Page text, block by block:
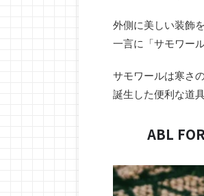
外側に美しい装飾
一言に「サモワー
サモワールは寒さ
誕生した便利な道
ABL